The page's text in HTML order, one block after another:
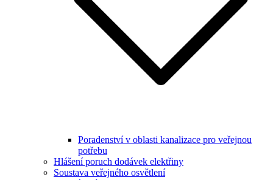
Poradenství v oblasti kanalizace pro veřejnou
potřebu
Hlášení poruch dodávek elektřiny
Soustava veřejného osvětlení